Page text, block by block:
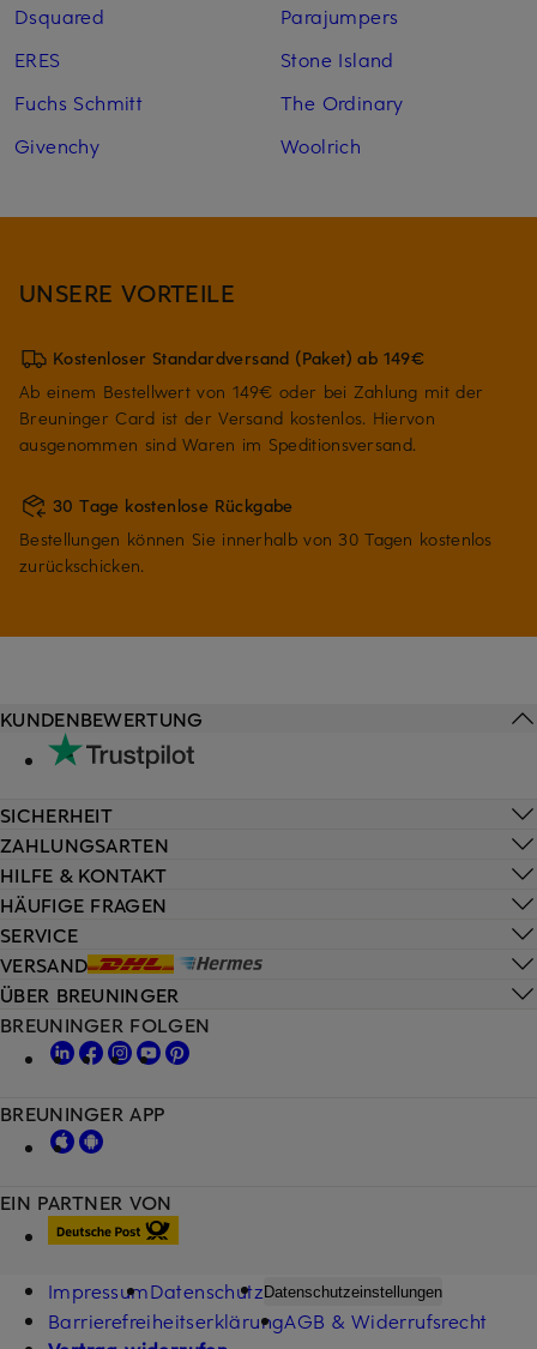
Dsquared
ERES
Fuchs Schmitt
Givenchy
Parajumpers
Stone Island
The Ordinary
Woolrich
UNSERE VORTEILE
Kostenloser Standardversand (Paket) ab 149€
Ab einem Bestellwert von 149€ oder bei Zahlung mit der
Breuninger Card ist der Versand kostenlos. Hiervon
ausgenommen sind Waren im Speditionsversand.
30 Tage kostenlose Rückgabe
Bestellungen können Sie innerhalb von 30 Tagen kostenlos
zurückschicken.
HILFE & KONTAKT
HÄUFIGE FRAGEN
SERVICE
VERSAND
KUNDENBEWERTUNG
SICHERHEIT
ZAHLUNGSARTEN
ÜBER BREUNINGER
EIN PARTNER VON
BREUNINGER FOLGEN
BREUNINGER APP
ImpressumDatenschutzDatenschutzeinstellungen
BarrierefreiheitserklärungAGB & Widerrufsrecht